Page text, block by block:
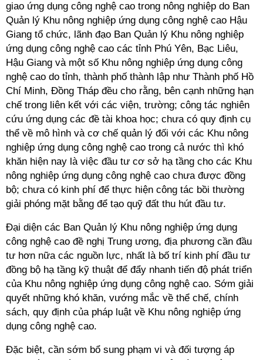
giao ứng dụng công nghệ cao trong nông nghiệp do Ban
Quản lý Khu nông nghiệp ứng dụng công nghệ cao Hậu
Giang tổ chức, lãnh đạo Ban Quản lý Khu nông nghiệp
ứng dụng công nghệ cao các tỉnh Phú Yên, Bạc Liêu,
Hậu Giang và một số Khu nông nghiệp ứng dụng công
nghệ cao do tỉnh, thành phố thành lập như Thành phố Hồ
Chí Minh, Đồng Tháp đều cho rằng, bên cạnh những hạn
chế trong liên kết với các viện, trường; công tác nghiên
cứu ứng dụng các đề tài khoa học; chưa có quy định cụ
thể về mô hình và cơ chế quản lý đối với các Khu nông
nghiệp ứng dụng công nghệ cao trong cả nước thì khó
khăn hiện nay là việc đầu tư cơ sở hạ tầng cho các Khu
nông nghiệp ứng dụng công nghệ cao chưa được đồng
bộ; chưa có kinh phí để thực hiện công tác bồi thường
giải phóng mặt bằng để tạo quỹ đất thu hút đầu tư.
Đại diện các Ban Quản lý Khu nông nghiệp ứng dụng
công nghệ cao đề nghị Trung ương, địa phương cần đầu
tư hơn nữa các nguồn lực, nhất là bố trí kinh phí đầu tư
đồng bộ hạ tầng kỹ thuật để đẩy nhanh tiến độ phát triển
của Khu nông nghiệp ứng dụng công nghệ cao. Sớm giải
quyết những khó khăn, vướng mắc về thể chế, chính
sách, quy định của pháp luật về Khu nông nghiệp ứng
dụng công nghệ cao.
Đặc biệt, cần sớm bổ sung phạm vi và đối tượng áp